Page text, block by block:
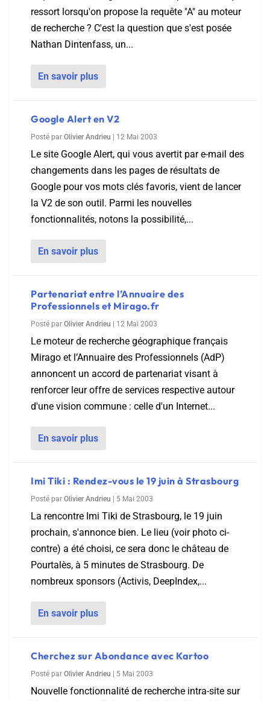
ressort lorsqu'on propose la requête "A" au moteur
de recherche ? C'est la question que s'est posée
Nathan Dintenfass, un...
En savoir plus
Google Alert en V2
Posté par Olivier Andrieu 12 Mai 2003
Le site Google Alert, qui vous avertit par e-mail des
changements dans les pages de résultats de
Google pour vos mots clés favoris, vient de lancer
la V2 de son outil. Parmi les nouvelles
fonctionnalités, notons la possibilité,...
En savoir plus
Partenariat entre l’Annuaire des
Professionnels et Mirago.fr
Posté par Olivier Andrieu 12 Mai 2003
Le moteur de recherche géographique français
Mirago et l’Annuaire des Professionnels (AdP)
annoncent un accord de partenariat visant à
renforcer leur offre de services respective autour
d'une vision commune : celle d'un Internet...
En savoir plus
Imi Tiki : Rendez-vous le 19 juin à Strasbourg
Posté par Olivier Andrieu 5 Mai 2003
La rencontre Imi Tiki de Strasbourg, le 19 juin
prochain, s'annonce bien. Le lieu (voir photo ci-
contre) a été choisi, ce sera donc le château de
Pourtalès, à 5 minutes de Strasbourg. De
nombreux sponsors (Activis, DeepIndex,...
En savoir plus
Cherchez sur Abondance avec Kartoo
Posté par Olivier Andrieu 5 Mai 2003
Nouvelle fonctionnalité de recherche intra-site sur